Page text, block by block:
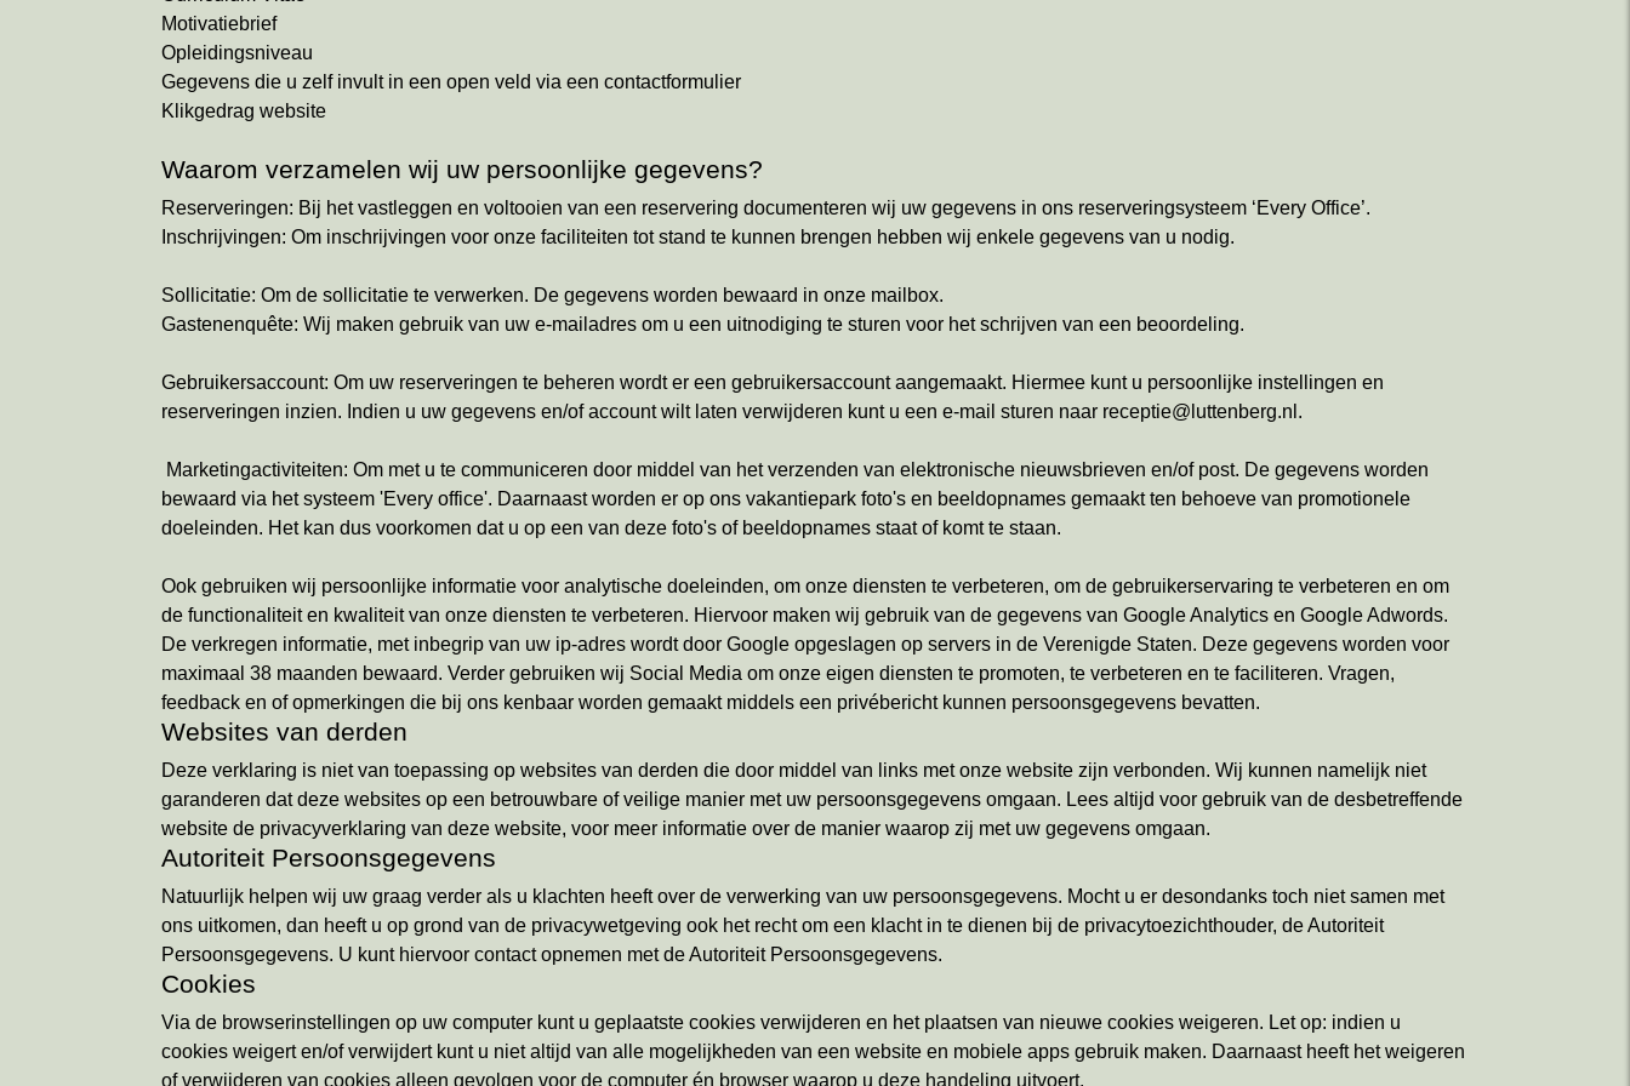
Motivatiebrief
Opleidingsniveau
Gegevens die u zelf invult in een open veld via een contactformulier
Klikgedrag website
Waarom verzamelen wij uw persoonlijke gegevens?
Reserveringen: Bij het vastleggen en voltooien van een reservering documenteren wij uw gegevens in ons reserveringsysteem ‘Every Office’.
Inschrijvingen: Om inschrijvingen voor onze faciliteiten tot stand te kunnen brengen hebben wij enkele gegevens van u nodig.
Sollicitatie: Om de sollicitatie te verwerken. De gegevens worden bewaard in onze mailbox.
Gastenenquête: Wij maken gebruik van uw e-mailadres om u een uitnodiging te sturen voor het schrijven van een beoordeling.
Gebruikersaccount: Om uw reserveringen te beheren wordt er een gebruikersaccount aangemaakt. Hiermee kunt u persoonlijke instellingen en
reserveringen inzien. Indien u uw gegevens en/of account wilt laten verwijderen kunt u een e-mail sturen naar receptie@luttenberg.nl.
Marketingactiviteiten: Om met u te communiceren door middel van het verzenden van elektronische nieuwsbrieven en/of post. De gegevens worden
bewaard via het systeem 'Every office'. Daarnaast worden er op ons vakantiepark foto's en beeldopnames gemaakt ten behoeve van promotionele
doeleinden. Het kan dus voorkomen dat u op een van deze foto's of beeldopnames staat of komt te staan.
Ook gebruiken wij persoonlijke informatie voor analytische doeleinden, om onze diensten te verbeteren, om de gebruikerservaring te verbeteren en om
de functionaliteit en kwaliteit van onze diensten te verbeteren. Hiervoor maken wij gebruik van de gegevens van Google Analytics en Google Adwords.
De verkregen informatie, met inbegrip van uw ip-adres wordt door Google opgeslagen op servers in de Verenigde Staten. Deze gegevens worden voor
maximaal 38 maanden bewaard. Verder gebruiken wij Social Media om onze eigen diensten te promoten, te verbeteren en te faciliteren. Vragen,
feedback en of opmerkingen die bij ons kenbaar worden gemaakt middels een privébericht kunnen persoonsgegevens bevatten.
Websites van derden
Deze verklaring is niet van toepassing op websites van derden die door middel van links met onze website zijn verbonden. Wij kunnen namelijk niet
garanderen dat deze websites op een betrouwbare of veilige manier met uw persoonsgegevens omgaan. Lees altijd voor gebruik van de desbetreffende
website de privacyverklaring van deze website, voor meer informatie over de manier waarop zij met uw gegevens omgaan.
Autoriteit Persoonsgegevens
Natuurlijk helpen wij uw graag verder als u klachten heeft over de verwerking van uw persoonsgegevens. Mocht u er desondanks toch niet samen met
ons uitkomen, dan heeft u op grond van de privacywetgeving ook het recht om een klacht in te dienen bij de privacytoezichthouder, de Autoriteit
Persoonsgegevens. U kunt hiervoor contact opnemen met de Autoriteit Persoonsgegevens.
Cookies
Via de browserinstellingen op uw computer kunt u geplaatste cookies verwijderen en het plaatsen van nieuwe cookies weigeren. Let op: indien u
cookies weigert en/of verwijdert kunt u niet altijd van alle mogelijkheden van een website en mobiele apps gebruik maken. Daarnaast heeft het weigeren
of verwijderen van cookies alleen gevolgen voor de computer én browser waarop u deze handeling uitvoert.